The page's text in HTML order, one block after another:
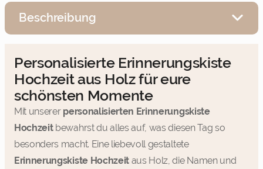
Beschreibung
Personalisierte Erinnerungskiste
Hochzeit aus Holz für eure
schönsten Momente
Mit unserer personalisierten Erinnerungskiste
Hochzeitbewahrst du alles auf, was diesen Tag so
besonders macht. Eine liebevoll gestaltete
Erinnerungskiste Hochzeit aus Holz, die Namen und